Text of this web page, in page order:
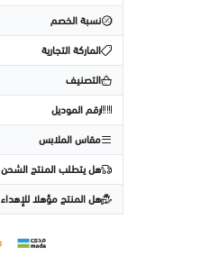
نسبة الخصم
الماركة التجارية
التصنيف
رقم الموديل
مقاس الملابس
هل يتطلب المنتج الشحن
هل المنتج مؤهلا للإهداء